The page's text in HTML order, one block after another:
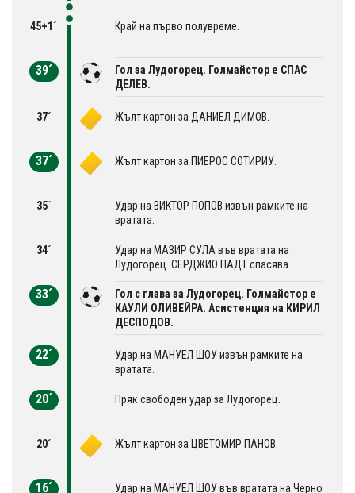
45+1´ Край на първо полувреме.
39´
Гол за Лудогорец. Голмайстор е СПАС
ДЕЛЕВ.
37´ Жълт картон за ДАНИЕЛ ДИМОВ.
37´ Жълт картон за ПИЕРОС СОТИРИУ.
35´
Удар на ВИКТОР ПОПОВ извън рамките на
вратата.
34´
Удар на МАЗИР СУЛА във вратата на
Лудогорец. СЕРДЖИО ПАДТ спасява.
33´
Гол с глава за Лудогорец. Голмайстор е
КАУЛИ ОЛИВЕЙРА. Асистенция на КИРИЛ
ДЕСПОДОВ.
22´
Удар на МАНУЕЛ ШОУ извън рамките на
вратата.
20´ Пряк свободен удар за Лудогорец.
20´ Жълт картон за ЦВЕТОМИР ПАНОВ.
16´ Удар на МАНУЕЛ ШОУ във вратата на Черно